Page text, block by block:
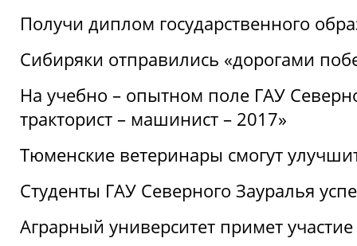
Получи диплом государственного
Сибиряки отправились «дорогами
На учебно – опытном поле ГАУ
тракторист – машинист – 2017»
Тюменские ветеринары смогут
Студенты ГАУ Северного Зауралья
Аграрный университет примет